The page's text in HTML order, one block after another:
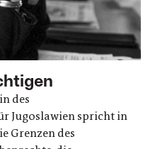
des
Jugoslawien spricht in
Grenzen des